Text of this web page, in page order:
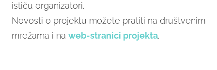
ističu organizatori.
Novosti o projektu možete pratiti na društvenim
mrežama i na web-stranici projekta.